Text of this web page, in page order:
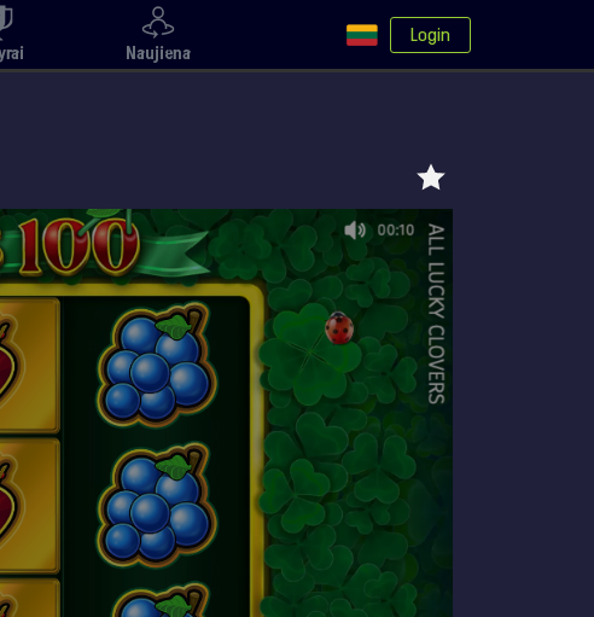
Naujiena
Login